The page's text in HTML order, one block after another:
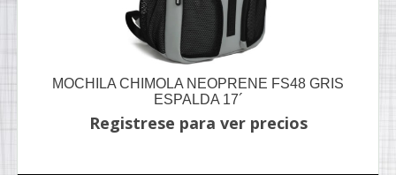
MOCHILA CHIMOLA NEOPRENE FS48 GRIS
ESPALDA 17´
Registrese para ver precios